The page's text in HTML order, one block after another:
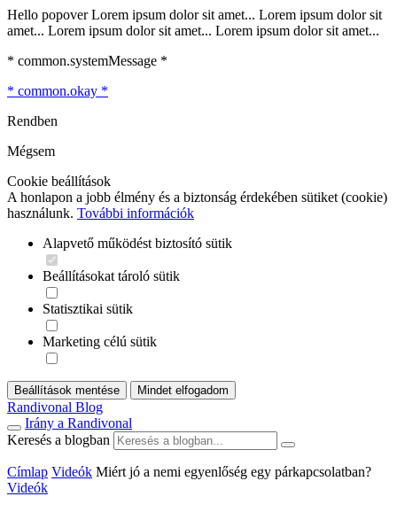
Hello popover Lorem ipsum dolor sit amet... Lorem ipsum dolor sit
amet... Lorem ipsum dolor sit amet... Lorem ipsum dolor sit amet...
* common.systemMessage *
* common.okay *
Rendben
Mégsem
Cookie beállítások
A honlapon a jobb élmény és a biztonság érdekében sütiket (cookie)
használunk. További információk
Alapvető működést biztosító sütik
Beállításokat tároló sütik
Statisztikai sütik
Marketing célú sütik
Beállítások mentése Mindet elfogadom
Randivonal Blog
Irány a Randivonal
Keresés a blogban
Címlap Videók Miért jó a nemi egyenlőség egy párkapcsolatban?
Videók